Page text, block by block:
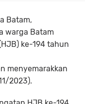
Batam,
warga Batam
ke-194 tahun
menyemarakkan
2023).